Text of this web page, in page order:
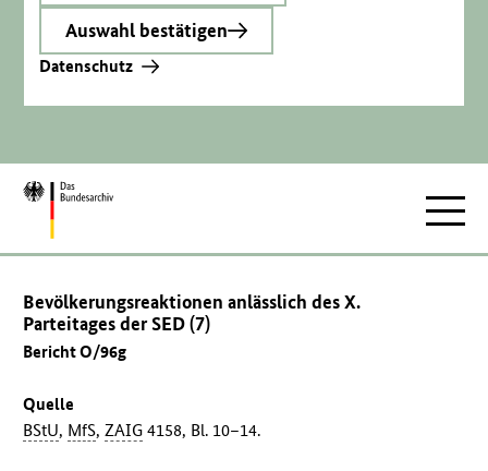
Auswahl bestätigen
Datenschutz
Zur
Bevölkerungsreaktionen anlässlich des X.
Parteitages der SED (7)
Bericht O/96g
Quelle
BStU, MfS,ZAIG 4158, Bl. 10–14.